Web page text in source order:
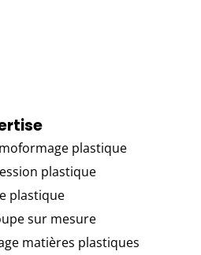
plastique
plastique
plastique
sur mesure
matières plastiques